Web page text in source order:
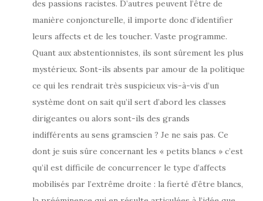
des passions racistes. D’autres peuvent l’être de
manière conjoncturelle, il importe donc d’identifier
leurs affects et de les toucher. Vaste programme.
Quant aux abstentionnistes, ils sont sûrement les plus
mystérieux. Sont-ils absents par amour de la politique
ce qui les rendrait très suspicieux vis-à-vis d’un
système dont on sait qu’il sert d’abord les classes
dirigeantes ou alors sont-ils des grands
indifférents au sens gramscien ? Je ne sais pas. Ce
dont je suis sûre concernant les « petits blancs » c’est
qu’il est difficile de concurrencer le type d’affects
mobilisés par l’extrême droite : la fierté d’être blancs,